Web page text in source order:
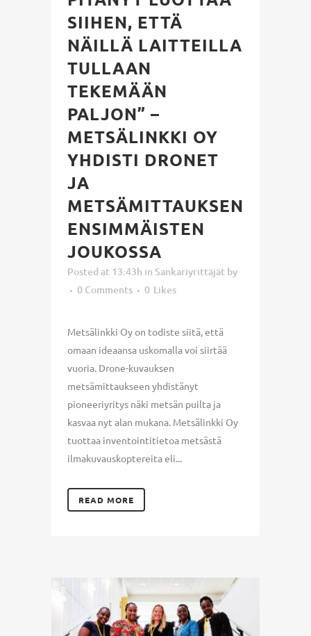
SIIHEN, ETTÄ
NÄILLÄ LAITTEILLA
TULLAAN
TEKEMÄÄN
PALJON” –
METSÄLINKKI OY
YHDISTI DRONET
JA
METSÄMITTAUKSEN
ENSIMMÄISTEN
JOUKOSSA
Posted at 13:43h in Sankariyrittäjät by
0 Comments
0 Likes
Metsälinkki Oy on todiste siitä, että
omaan ideaansa uskomalla voi siirtää
vuoria. Drone-kuvauksen
metsämittaukseen yhdistänyt
pioneeriyritys näki metsän puilta ja
kasvaa nyt alan mukana. Metsälinkki Oy
tuottaa inventointitietoa metsästä
ilmakuvauskoptereita eli...
READ MORE